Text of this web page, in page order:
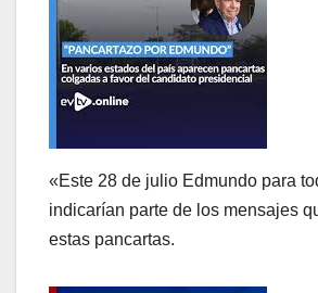
«Este 28 de julio Edmundo para
indicarían parte de los mensajes
estas pancartas.